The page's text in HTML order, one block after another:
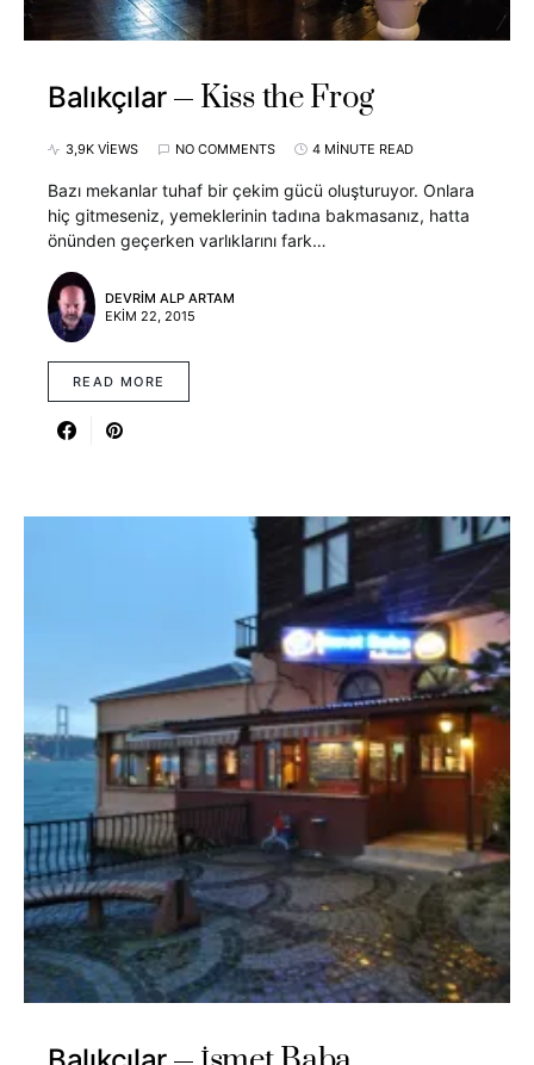
Balıkçılar Kiss the Frog
3,9K VIEWS NO COMMENTS 4 MINUTE READ
Bazı mekanlar tuhaf bir çekim gücü oluşturuyor. Onlara
hiç gitmeseniz, yemeklerinin tadına bakmasanız, hatta
önünden geçerken varlıklarını fark…
DEVRIM ALP ARTAM
EKIM 22, 2015
READ MORE